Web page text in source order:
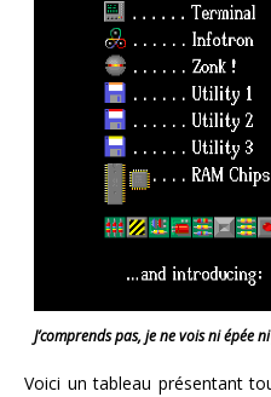
J’comprends pas, je ne vois ni épée
Voici un tableau présentant